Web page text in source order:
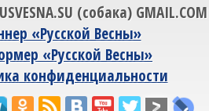
(собака) GMAIL.COM
«Русской Весны»
«Русской Весны»
конфиденциальности